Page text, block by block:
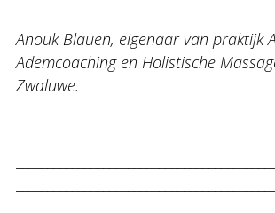
Anouk Blauen, eigenaar van praktijk
Ademcoaching en Holistische
Zwaluwe.
-